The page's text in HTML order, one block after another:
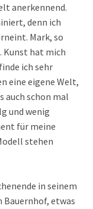
anerkennend.
denn ich
Mark, so
Kunst hat mich
ich sehr
eine eigene Welt,
auch schon mal
und wenig
für meine
stehen
in seinem
Bauernhof, etwas